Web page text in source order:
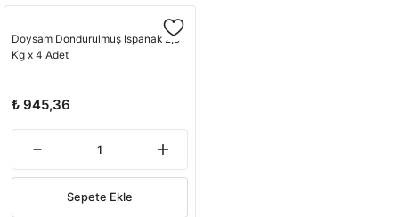
Doysam Dondurulmuş Ispanak 2,5
Kg x 4 Adet
₺ 945,36
Sepete Ekle